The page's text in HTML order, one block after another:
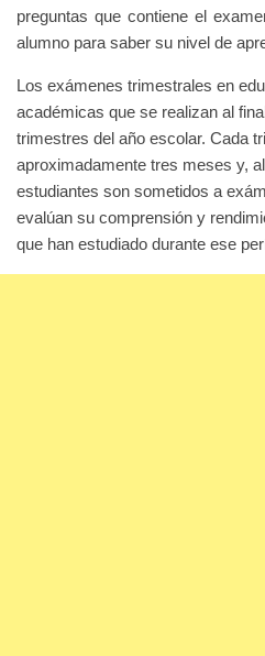
preguntas que contiene el
alumno para saber su nivel de
Los exámenes trimestrales en
académicas que se realizan al
trimestres del año escolar. Cada
aproximadamente tres meses y,
estudiantes son sometidos a
evalúan su comprensión y
que han estudiado durante ese